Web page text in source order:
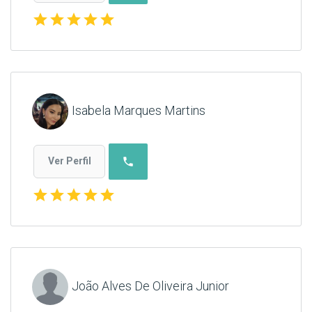
starstarstarstarstar
Isabela Marques Martins
Ver Perfil phone
starstarstarstarstar
João Alves De Oliveira Junior